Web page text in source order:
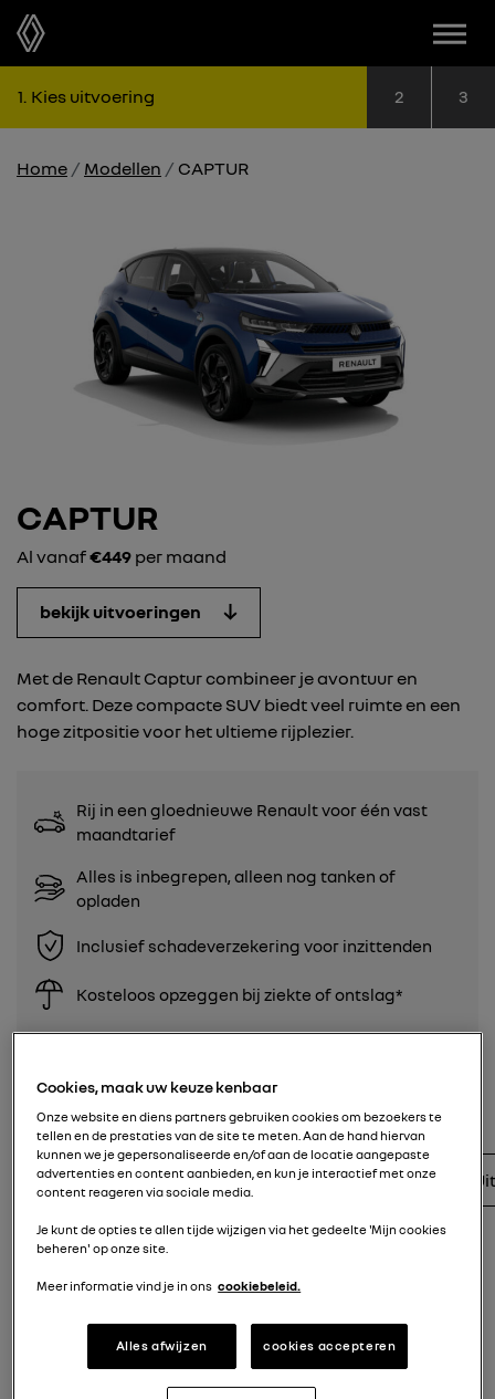
1 Kies uitvoering 2Stap 2:3
Home Modellen CAPTUR
CAPTUR
Al vanaf€449 per maand
bekijk uitvoeringen
Met de Renault Captur combineer je avontuur en
comfort. Deze compacte SUV biedt veel ruimte en een
hoge zitpositie voor het ultieme rijplezier.
Rij in een gloednieuwe Renault voor één vast
maandtarief
Alles is inbegrepen, alleen nog tanken of
opladen
Inclusief schadeverzekering voor inzittenden
Kosteloos opzeggen bij ziekte of ontslag*
UITVOERINGEN VAN DE CAPTUR
Filters Brandstof 1 Transmissie
Cookies, maak uw keuze kenbaar
Onze website en diens partners gebruiken cookies om bezoekers te
tellen en de prestaties van de site te meten. Aan de hand hiervan
kunnen we je gepersonaliseerde en/of aan de locatie aangepaste
advertenties en content aanbieden, en kun je interactief met onze
content reageren via sociale media.
Je kunt de opties te allen tijde wijzigen via het gedeelte 'Mijn cookies
beheren' op onze site.
Meer informatie vind je in ons cookiebeleid.
Alles afwijzen cookies accepteren